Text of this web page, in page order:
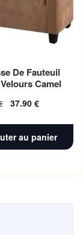
De Fauteuil
Camel
37.90 €
au panier